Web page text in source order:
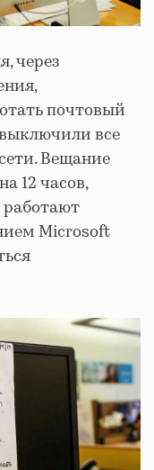
через
почтовый
все
Вещание
12 часов,
Microsoft